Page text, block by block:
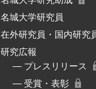
名城大学研究員
在外研究員・国内研究
研究広報
― プレスリリース
― 受賞・表彰